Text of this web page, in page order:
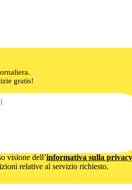
gratis!
visione dell’informativa sulla privacy
relative al servizio richiesto.